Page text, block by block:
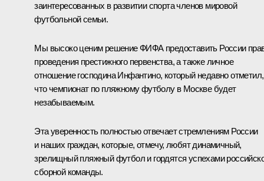
заинтересованных в развитии спорта членов мировой
футбольной семьи.
Мы высоко ценим решение ФИФА предоставить России
проведения престижного первенства, а также личное
отношение господина Инфантино, который недавно отметил,
что чемпионат по пляжному футболу в Москве будет
незабываемым.
Эта уверенность полностью отвечает стремлениям России
и наших граждан, которые, отмечу, любят динамичный,
зрелищный пляжный футбол и гордятся успехами
сборной команды.